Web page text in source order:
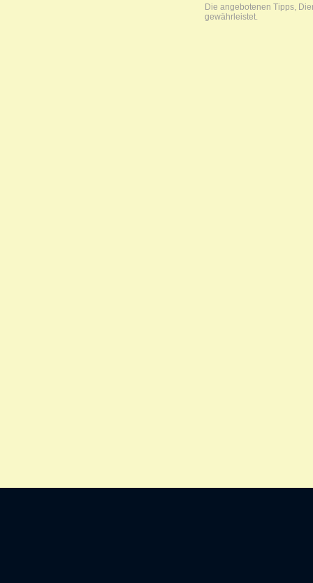
Die angebotenen Tipps,
gewährleistet.